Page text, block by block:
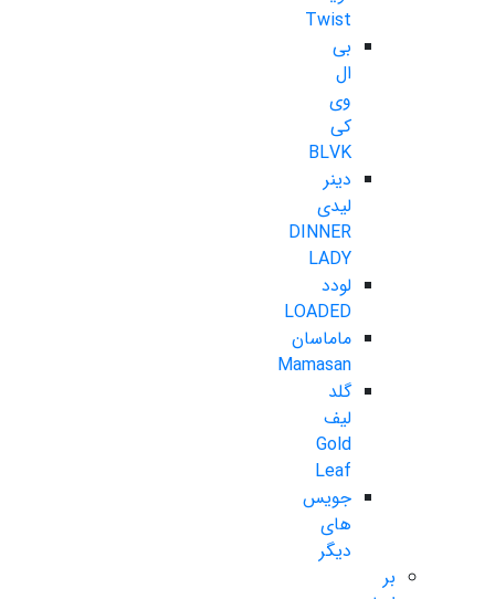
Twist
بی
ال
وی
کی
BLVK
دینر
لیدی
DINNER
LADY
لودد
LOADED
ماماسان
Mamasan
گلد
لیف
Gold
Leaf
جویس
های
دیگر
بر